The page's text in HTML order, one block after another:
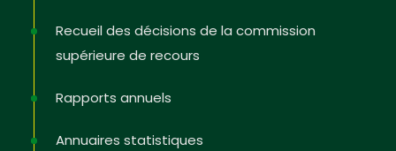
Recueil des décisions de la commission
supérieure de recours
Rapports annuels
Annuaires statistiques